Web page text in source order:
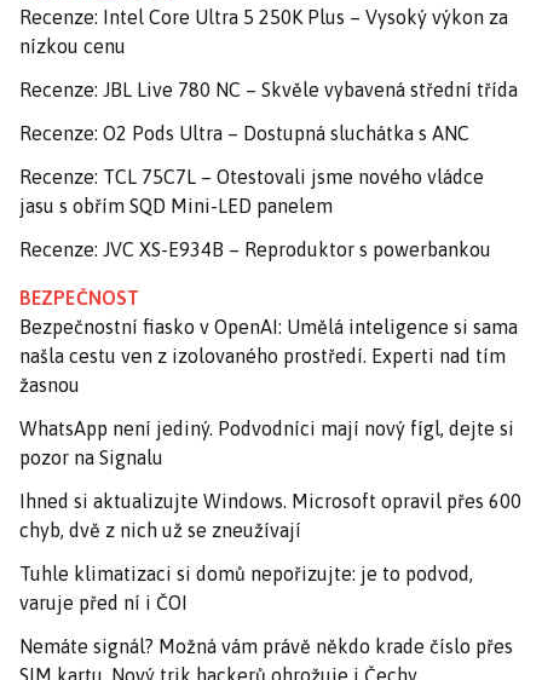
Recenze: Intel Core Ultra 5 250K Plus – Vysoký výkon za
nízkou cenu
Recenze: JBL Live 780 NC – Skvěle vybavená střední třída
Recenze: O2 Pods Ultra – Dostupná sluchátka s ANC
Recenze: TCL 75C7L – Otestovali jsme nového vládce
jasu s obřím SQD Mini-LED panelem
Recenze: JVC XS-E934B – Reproduktor s powerbankou
BEZPEČNOST
Bezpečnostní fiasko v OpenAI: Umělá inteligence si sama
našla cestu ven z izolovaného prostředí. Experti nad tím
žasnou
WhatsApp není jediný. Podvodníci mají nový fígl, dejte si
pozor na Signalu
Ihned si aktualizujte Windows. Microsoft opravil přes 600
chyb, dvě z nich už se zneužívají
Tuhle klimatizaci si domů nepořizujte: je to podvod,
varuje před ní i ČOI
Nemáte signál? Možná vám právě někdo krade číslo přes
SIM kartu. Nový trik hackerů ohrožuje i Čechy